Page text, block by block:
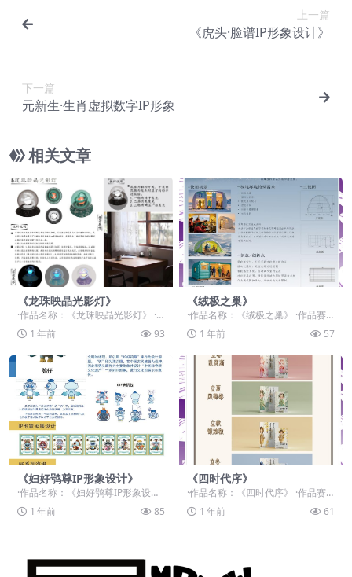
上一篇
《虎头·脸谱IP形象设计》
下一篇
元新生·生肖虚拟数字IP形象
相关文章
《龙珠映晶光影灯》
·作品名称：《龙珠映晶光影灯》 ·
作品赛道：学生组：自由主题赛道-”
元宇宙+“ ...
1 年前 93
《绒极之巢》
·作品名称：《绒极之巢》 ·作品赛
道：学生组：自由主题赛道-”元宇宙
+“ ·作品...
1 年前 57
《妇好鸮尊IP形象设计》
·作品名称：《妇好鸮尊IP形象设
计》 ·作品赛道：学生组：命题赛
道-”元宇宙+非...
1 年前 85
《四时代序》
·作品名称：《四时代序》 ·作品赛
道：学生组：命题赛道-”元宇宙+非
遗“ ·作品...
1 年前 61